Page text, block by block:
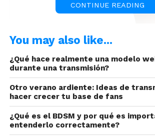
En este artículo, te proponemos un look
sala de chat.
CONTINUE READING
You may also like...
¿Qué hace realmente una modelo
durante una transmisión?
Otro verano ardiente: Ideas de
hacer crecer tu base de fans
¿Qué es el BDSM y por qué es
entenderlo correctamente?